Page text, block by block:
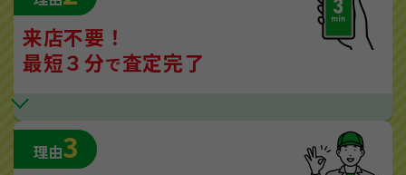
来店不要！
最短３分で査定完了
理由3